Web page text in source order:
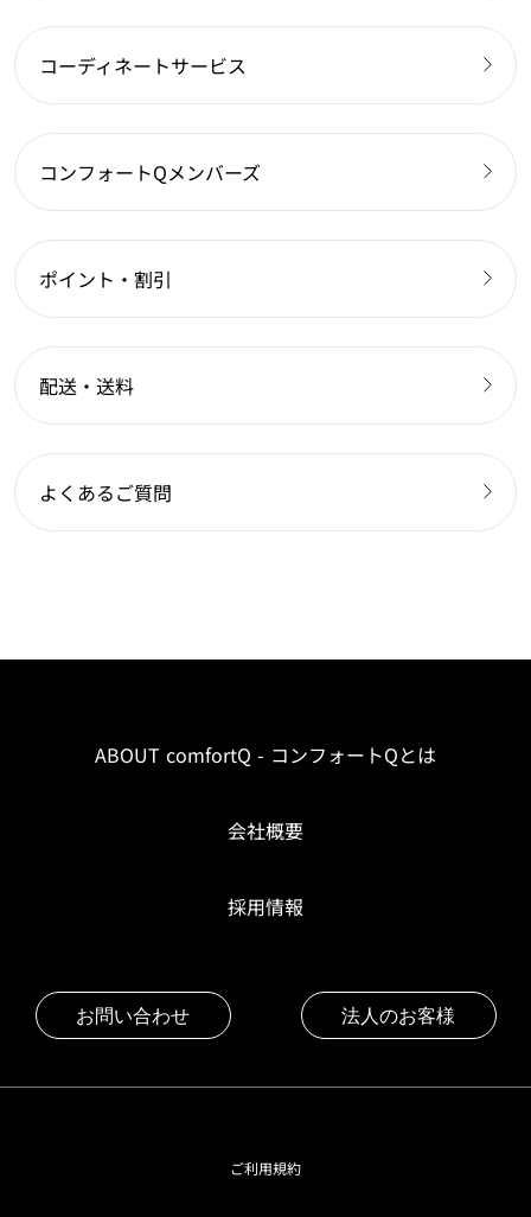
コーディネートサービス
コンフォートQメンバーズ
ポイント・割引
配送・送料
よくあるご質問
ABOUT comfortQ - コンフォートQとは
会社概要
採用情報
お問い合わせ 法人のお客様
ご利用規約